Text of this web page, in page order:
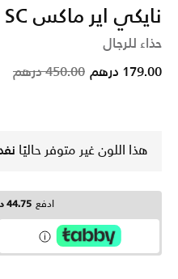
نايكي اير ماكس SC
حذاء للرجال
reduced from
450.00 درهم to 179.00 درهم
هذا اللون غير متوفر حاليًا
ادفع 44.75 درهم شهرياً